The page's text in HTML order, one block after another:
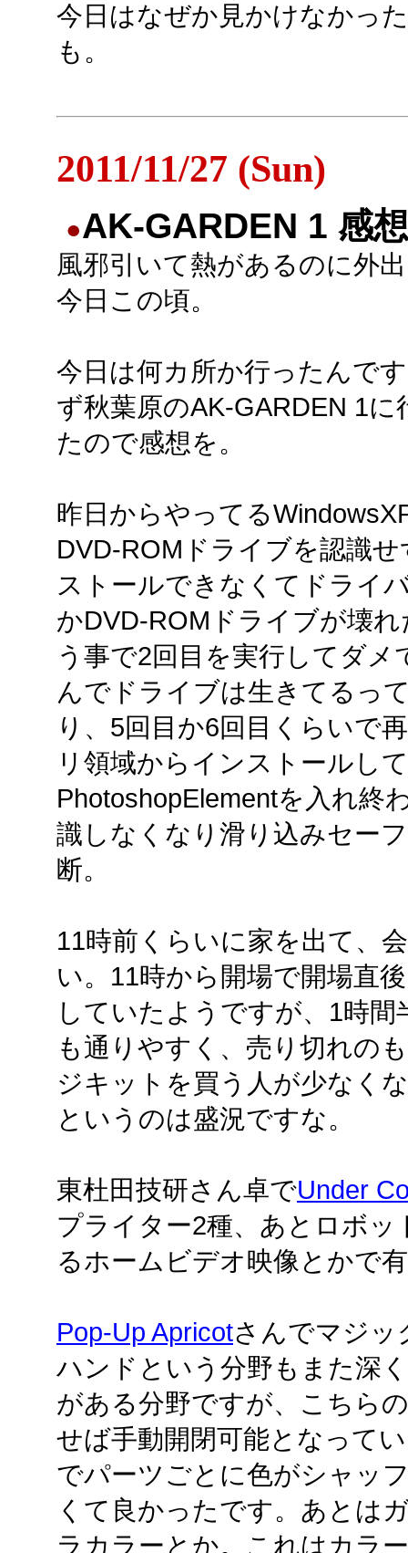
今日はなぜか見かけなかっ
も。
2011/11/27 (Sun)
●AK-GARDEN 1 感想
風邪引いて熱があるのに外
今日この頃。
今日は何カ所か行ったんで
ず秋葉原のAK-GARDEN 1に
たので感想を。
昨日からやってる
DVD-ROMドライブを認識
ストールできなくてドライ
かDVD-ROMドライブが壊
う事で2回目を実行してダ
んでドライブは生きてるっ
り、5回目か6回目くらいで
リ領域からインストールし
PhotoshopElementを入れ終
識しなくなり滑り込みセー
断。
11時前くらいに家を出て、
い。11時から開場で開場直
していたようですが、1時
も通りやすく、売り切れの
ジキットを買う人が少なく
というのは盛況ですな。
東杜田技研さん卓でUnder
プライター2種、あとロボ
るホームビデオ映像とかで
Pop-Up Apricotさんでマジッ
ハンドという分野もまた深
がある分野ですが、こちら
せば手動開閉可能となって
でパーツごとに色がシャッ
くて良かったです。あとは
ラカラーとか。これはカラ